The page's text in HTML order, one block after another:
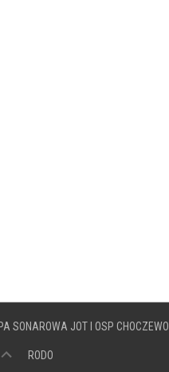
SONAROWA JOT I OSP CHOCZEWO
RODO